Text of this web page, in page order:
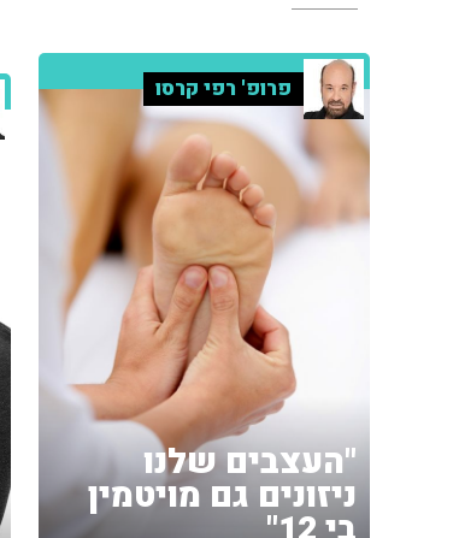
פרופ' רפי קרסו
"העצבים שלנו
ניזונים גם מויטמין